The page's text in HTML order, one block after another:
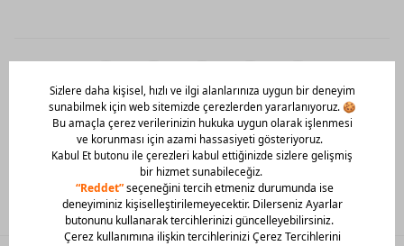
Mobil Uygulamamızı Hemen İndir!